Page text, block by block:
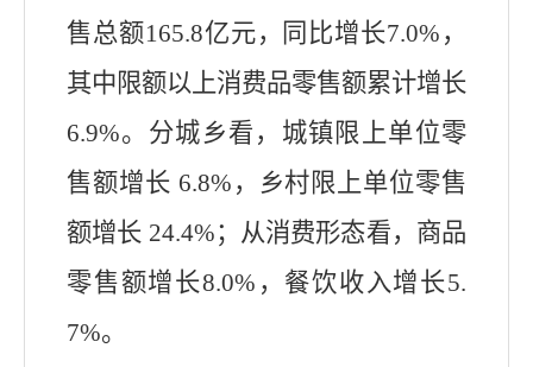
售总额165.8亿元，同比增长7.0% ，
其中 限额以上消费品零售额累计增长
6.9%。分城乡看， 城镇限上单位零
售额增长 6.8%，乡村限上单位零售
额增长 24.4%；从消费形态看， 商品
零售额增长8.0%，餐饮收入增长5.
7%。